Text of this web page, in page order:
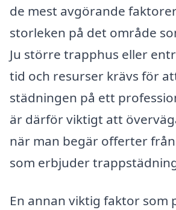
de mest avgörande
storleken på det område
Ju större trapphus eller
tid och resurser krävs för
städningen på ett
är därför viktigt att
när man begär offerter
som erbjuder
En annan viktig faktor som